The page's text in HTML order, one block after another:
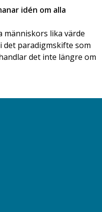
idén om alla
människors lika värde
det paradigmskifte som
det inte längre om